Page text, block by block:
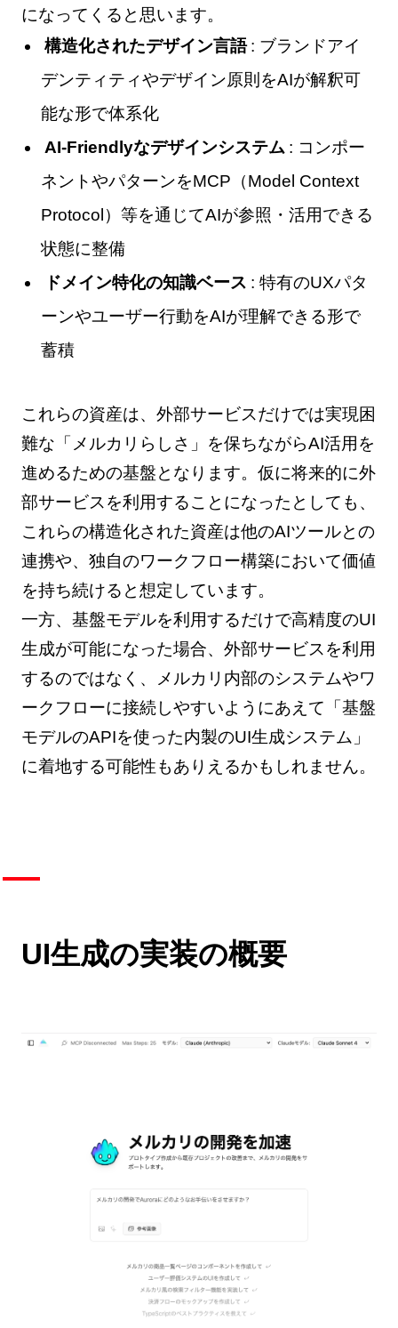
になってくると思います。
構造化されたデザイン言語 : ブランドアイ
デンティティやデザイン原則をAIが解釈可
能な形で体系化
AI-Friendlyなデザインシステム : コンポー
ネントやパターンをMCP（Model Context
Protocol）等を通じてAIが参照・活用できる
状態に整備
ドメイン特化の知識ベース : 特有のUXパタ
ーンやユーザー行動をAIが理解できる形で
蓄積
これらの資産は、外部サービスだけでは実現困
難な「メルカリらしさ」を保ちながらAI活用を
進めるための基盤となります。仮に将来的に外
部サービスを利用することになったとしても、
これらの構造化された資産は他のAIツールとの
連携や、独自のワークフロー構築において価値
を持ち続けると想定しています。
一方、基盤モデルを利用するだけで高精度のUI
生成が可能になった場合、外部サービスを利用
するのではなく、メルカリ内部のシステムやワ
ークフローに接続しやすいようにあえて「基盤
モデルのAPIを使った内製のUI生成システム」
に着地する可能性もありえるかもしれません。
UI生成の実装の概要